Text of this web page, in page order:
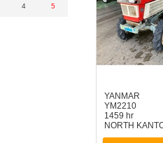
YANMAR
YM2210
1459 hr
NORTH
4 5